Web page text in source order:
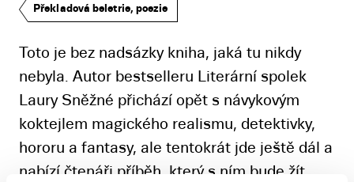
Překladová beletrie, poezie
Toto je bez nadsázky kniha, jaká tu nikdy
nebyla. Autor bestselleru Literární spolek
Laury Sněžné přichází opět s návykovým
koktejlem magického realismu, detektivky,
hororu a fantasy, ale tentokrát jde ještě dál a
nabízí čtenáři příběh, který s ním bude žít